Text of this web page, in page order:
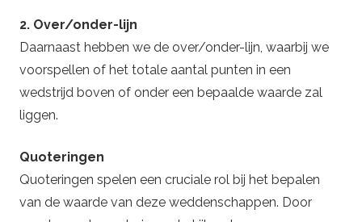
2. Over/onder-lijn
Daarnaast hebben we de over/onder-lijn, waarbij we
voorspellen of het totale aantal punten in een
wedstrijd boven of onder een bepaalde waarde zal
liggen.
Quoteringen
Quoteringen spelen een cruciale rol bij het bepalen
van de waarde van deze weddenschappen. Door